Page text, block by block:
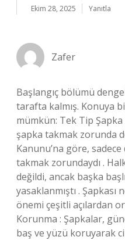
Ekim 28, 2025 Yanıtla
Zafer
Başlangıç bölümü
tarafta kalmış. Konuya
mümkün: Tek Tip
şapka takmak zorunda
Kanunu’na göre,
takmak zorundaydı .
değildi, ancak başka
yasaklanmıştı . Şapkası
önemi çeşitli açılardan
Korunma : Şapkalar,
baş ve yüzü koruyarak